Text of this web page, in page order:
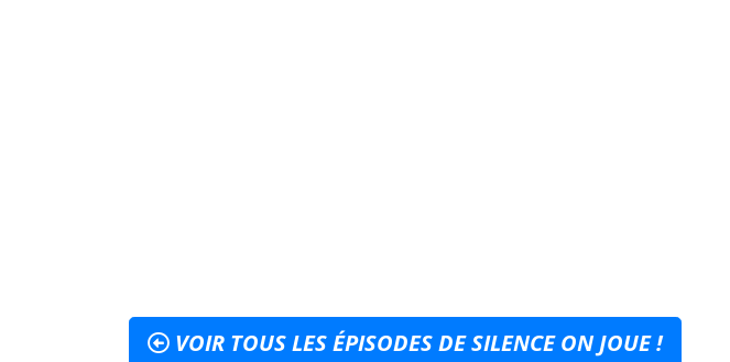
VOIR TOUS LES ÉPISODES DE SILENCE ON JOUE !